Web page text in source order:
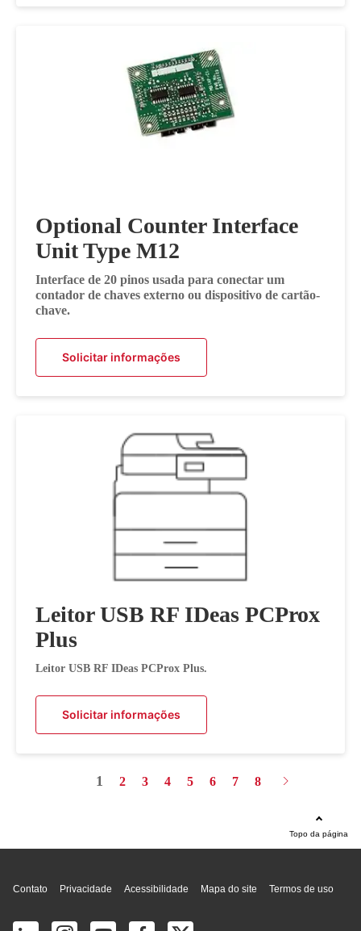
Optional Counter Interface
Unit Type M12
Interface de 20 pinos usada para conectar um
contador de chaves externo ou dispositivo de cartão-
chave.
Solicitar informações
Leitor USB RF IDeas PCProx
Plus
Leitor USB RF IDeas PCProx Plus.
Solicitar informações
1 2 3 4 5 6 7 8
Topo da página
Contato Privacidade Acessibilidade Mapa do site Termos de uso